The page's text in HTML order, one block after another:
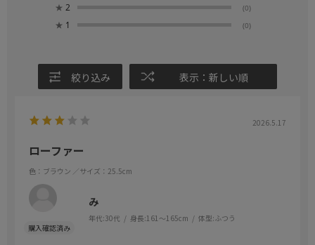
★ 2 (0)
★ 1 (0)
絞り込み 表示：新しい順
2026.5.17
ローファー
色：ブラウン ／サイズ：25.5cm
み
年代:30代 身長:161～165cm 体型:ふつう